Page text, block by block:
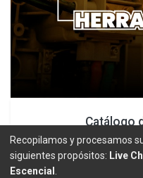
Catálogo
Recopilamos y procesamos
siguientes propósitos: Live
Escencial